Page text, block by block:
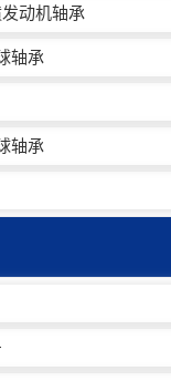
动机轴承
轴承
轴承